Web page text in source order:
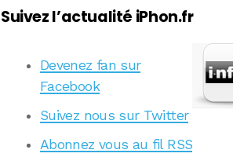
Suivez l’actualité iPhon.fr
Devenez fan sur
Facebook
Suivez nous sur Twitter
Abonnez vous au fil RSS